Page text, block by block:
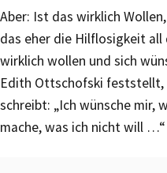
Aber: Ist das wirklich
das eher die Hilflosigkeit all
wirklich wollen und sich
Edith Ottschofski feststellt,
schreibt: „Ich wünsche mir,
mache, was ich nicht will …“